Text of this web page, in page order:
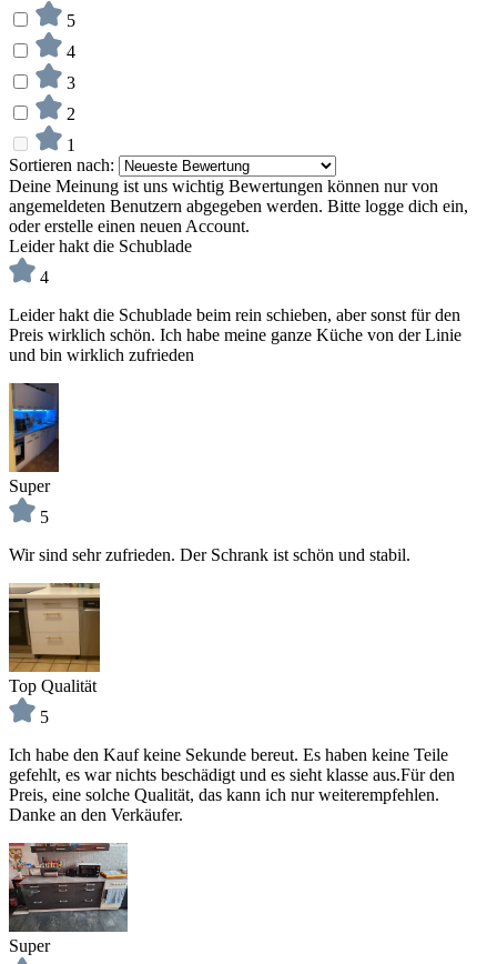
5
4
3
2
1
Sortieren nach:
Deine Meinung ist uns wichtig Bewertungen können nur von
angemeldeten Benutzern abgegeben werden. Bitte logge dich ein,
oder erstelle einen neuen Account.
Leider hakt die Schublade
4
Leider hakt die Schublade beim rein schieben, aber sonst für den
Preis wirklich schön. Ich habe meine ganze Küche von der Linie
und bin wirklich zufrieden
Super
5
Wir sind sehr zufrieden. Der Schrank ist schön und stabil.
Top Qualität
5
Ich habe den Kauf keine Sekunde bereut. Es haben keine Teile
gefehlt, es war nichts beschädigt und es sieht klasse aus.Für den
Preis, eine solche Qualität, das kann ich nur weiterempfehlen.
Danke an den Verkäufer.
Super